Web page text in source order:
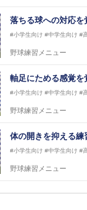
落ちる球への対応を
#小学生向け #中学生向け #
野球練習メニュー
軸足にためる感覚
#小学生向け #中学生向け #
野球練習メニュー
体の開きを抑える練
#小学生向け #中学生向け #
野球練習メニュー